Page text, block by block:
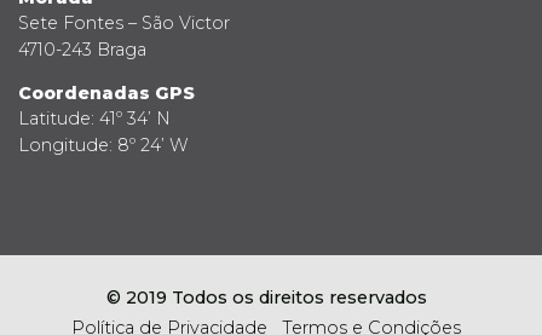
Sete Fontes – São Victor
4710-243 Braga
Coordenadas GPS
Latitude: 41º 34’ N
Longitude: 8º 24’ W
© 2019 Todos os direitos reservados
Política de Privacidade
Termos e Condições